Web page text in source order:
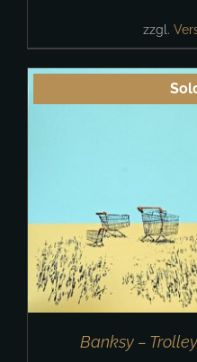
zzgl.
Banksy –